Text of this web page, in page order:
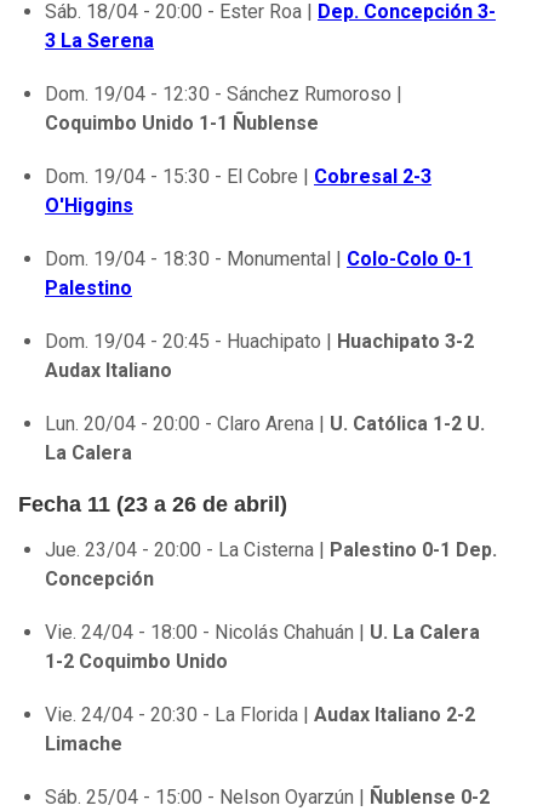
Sáb. 18/04 - 20:00 - Ester Roa |
Dep. Concepción 3-
3 La Serena
Dom. 19/04 - 12:30 - Sánchez Rumoroso |
Coquimbo Unido 1-1 Ñublense
Dom. 19/04 - 15:30 - El Cobre | Cobresal 2-3
O'Higgins
Dom. 19/04 - 18:30 - Monumental | Colo-Colo 0-1
Palestino
Dom. 19/04 - 20:45 - Huachipato |
Huachipato 3-2
Audax Italiano
Lun. 20/04 - 20:00 - Claro Arena |
U. Católica 1-2 U.
La Calera
Fecha 11 (23 a 26 de abril)
Jue. 23/04 - 20:00 - La Cisterna |
Palestino 0-1 Dep.
Concepción
Vie. 24/04 - 18:00 - Nicolás Chahuán | U. La Calera
1-2 Coquimbo Unido
Vie. 24/04 - 20:30 - La Florida | Audax Italiano 2-2
Limache
Sáb. 25/04 - 15:00 - Nelson Oyarzún |
Ñublense 0-2